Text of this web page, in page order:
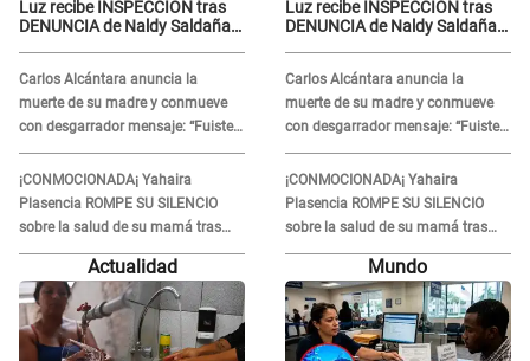
Luz recibe INSPECCIÓN tras
DENUNCIA de Naldy Saldaña
Carlos Alcántara anuncia la
muerte de su madre y conmueve
con desgarrador mensaje: “Fuiste
una gran mujer”
¡CONMOCIONADA¡ Yahaira
Plasencia ROMPE SU SILENCIO
sobre la salud de su mamá tras
APARECER en centro oncológico:
“La oración tiene poder”
Luz recibe INSPECCIÓN tras
DENUNCIA de Naldy Saldaña
Carlos Alcántara anuncia la
muerte de su madre y conmueve
con desgarrador mensaje: “Fuiste
una gran mujer”
¡CONMOCIONADA¡ Yahaira
Plasencia ROMPE SU SILENCIO
sobre la salud de su mamá tras
APARECER en centro oncológico:
“La oración tiene poder”
Actualidad Mundo